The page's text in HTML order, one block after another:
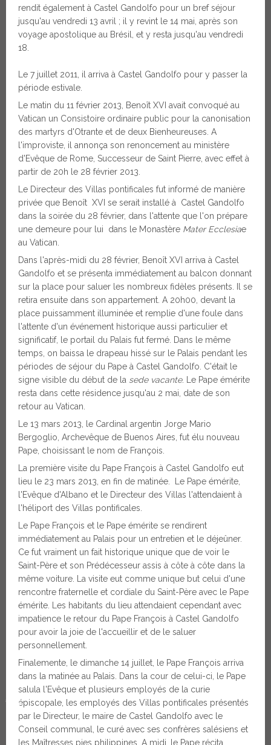
rendit également à Castel Gandolfo pour un bref séjour
jusqu'au vendredi 13 avril ; il y revint le 14 mai, après son
voyage apostolique au Brésil, et y resta jusqu'au vendredi
18.
Le 7 juillet 2011, il arriva à Castel Gandolfo pour y passer la
période estivale.
Le matin du 11 février 2013, Benoît XVI avait convoqué au
Vatican un Consistoire ordinaire public pour la canonisation
des martyrs d'Otrante et de deux Bienheureuses. A
l'improviste, il annonça son renoncement au ministère
d'Evêque de Rome, Successeur de Saint Pierre, avec effet à
partir de 20h le 28 février 2013.
Le Directeur des Villas pontificales fut informé de manière
privée que Benoît XVI se serait installé à Castel Gandolfo
dans la soirée du 28 février, dans l'attente que l'on prépare
une demeure pour lui dans le Monastère Mater Ecclesiae
au Vatican.
Dans l'après-midi du 28 février, Benoît XVI arriva à Castel
Gandolfo et se présenta immédiatement au balcon donnant
sur la place pour saluer les nombreux fidèles présents. Il se
retira ensuite dans son appartement. A 20h00, devant la
place puissamment illuminée et remplie d'une foule dans
l'attente d'un événement historique aussi particulier et
significatif, le portail du Palais fut fermé. Dans le même
temps, on baissa le drapeau hissé sur le Palais pendant les
périodes de séjour du Pape à Castel Gandolfo. C'était le
signe visible du début de la sede vacante. Le Pape émérite
resta dans cette résidence jusqu'au 2 mai, date de son
retour au Vatican.
Le 13 mars 2013, le Cardinal argentin Jorge Mario
Bergoglio, Archevêque de Buenos Aires, fut élu nouveau
Pape, choisissant le nom de François.
La première visite du Pape François à Castel Gandolfo eut
lieu le 23 mars 2013, en fin de matinée. Le Pape émérite,
l'Evêque d'Albano et le Directeur des Villas l'attendaient à
l'héliport des Villas pontificales.
Le Pape François et le Pape émérite se rendirent
immédiatement au Palais pour un entretien et le déjeûner.
Ce fut vraiment un fait historique unique que de voir le
Saint-Père et son Prédécesseur assis à côte à côte dans la
même voiture. La visite eut comme unique but celui d'une
rencontre fraternelle et cordiale du Saint-Père avec le Pape
émérite. Les habitants du lieu attendaient cependant avec
impatience le retour du Pape François à Castel Gandolfo
pour avoir la joie de l'accueillir et de le saluer
personnellement.
Finalemente, le dimanche 14 juillet, le Pape François arriva
dans la matinée au Palais. Dans la cour de celui-ci, le Pape
salula l'Evêque et plusieurs employés de la curie
épiscopale, les employés des Villas pontificales présentés
par le Directeur, le maire de Castel Gandolfo avec le
Conseil communal, le curé avec ses confrères salésiens et
les Maîtresses pies philippines. A midi, le Pape récita